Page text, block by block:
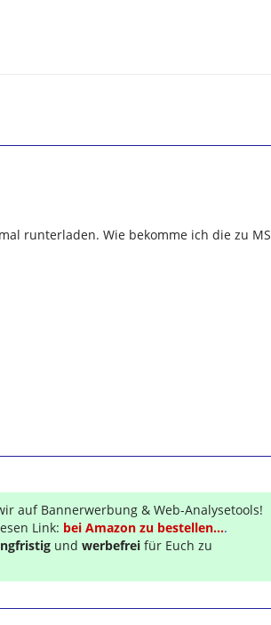
runterladen. Wie bekomme ich die zu
auf Bannerwerbung & Web-Analysetools!
Link: bei Amazon zu bestellen....
und werbefrei für Euch zu